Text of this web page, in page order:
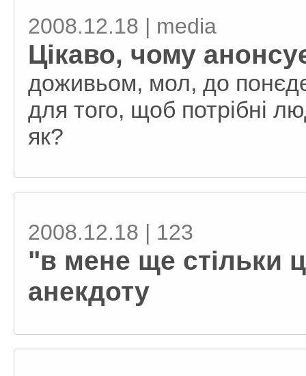
2008.12.18 | media
Цікаво, чому
доживьом, мол, до
для того, щоб потрібні
як?
2008.12.18 | 123
"в мене ще стільки
анекдоту